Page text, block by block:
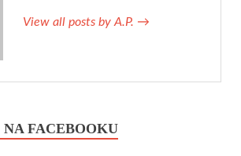
View all posts by A.P. →
FACEBOOKU